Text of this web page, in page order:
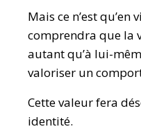
Mais ce n’est qu’en
comprendra que la
autant qu’à lui-
valoriser un
Cette valeur fera
identité.